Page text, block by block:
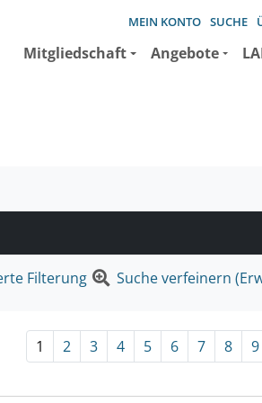
MEIN KONTO SUCHE
Mitgliedschaft Angebote
Filterung Suche verfeinern
1 2 3 4 5 6 7 8 9